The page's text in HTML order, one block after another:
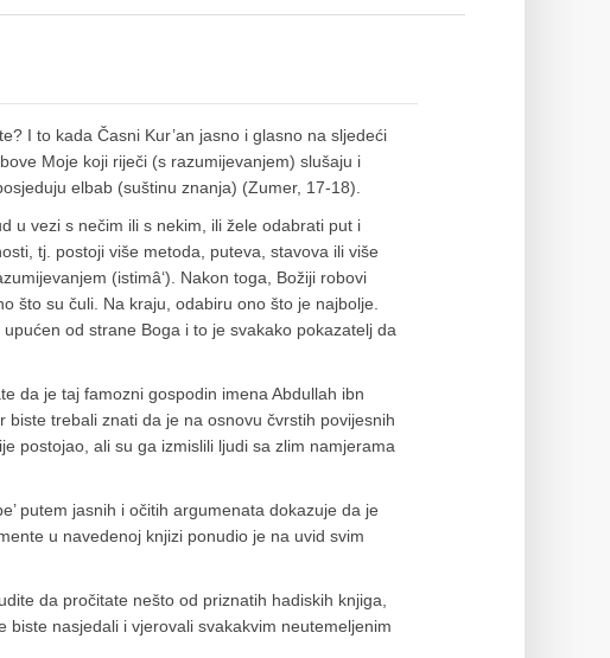
I to kada Časni Kur’an jasno i glasno na sljedeći
Moje koji riječi (s razumijevanjem) slušaju i
elbab (suštinu znanja) (Zumer, 17-18).
u vezi s nečim ili s nekim, ili žele odabrati put i
tj. postoji više metoda, puteva, stavova ili više
(istimâ‘). Nakon toga, Božiji robovi
što su čuli. Na kraju, odabiru ono što je najbolje.
od strane Boga i to je svakako pokazatelj da
da je taj famozni gospodin imena Abdullah ibn
biste trebali znati da je na osnovu čvrstih povijesnih
postojao, ali su ga izmislili ljudi sa zlim namjerama
putem jasnih i očitih argumenata dokazuje da je
u navedenoj knjizi ponudio je na uvid svim
da pročitate nešto od priznatih hadiskih knjiga,
nasjedali i vjerovali svakakvim neutemeljenim